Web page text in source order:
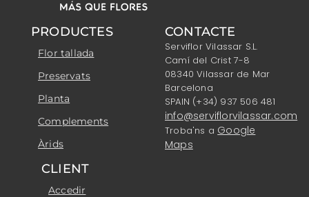
PRODUCTES
Flor tallada
Preservats
Planta
Complements
Àrids
CONTACTE
Serviflor Vilassar S.L.
Camí del Crist 7-8
08340 Vilassar de Mar
Barcelona
SPAIN (+34) 937 506 481
info@serviflorvilassar.com
Troba'ns a Google
Maps
CLIENT
Accedir